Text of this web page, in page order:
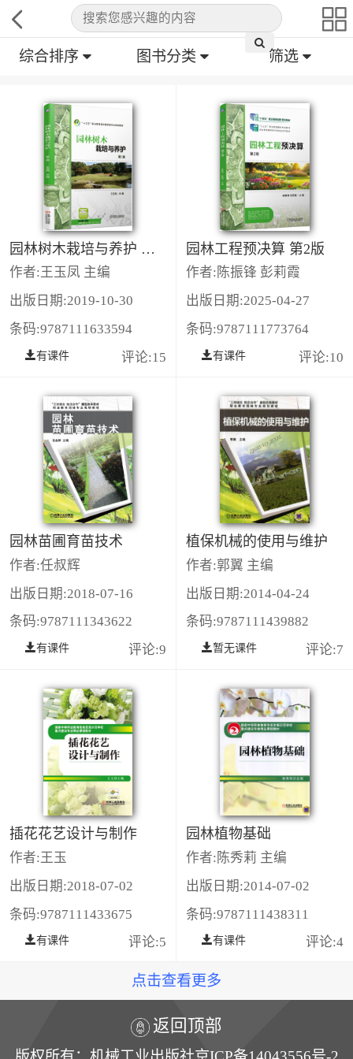
综合排序 图书分类 筛选
园林树木栽培与养护 第2版
作者:王玉凤 主编
出版日期:2019-10-30
条码:9787111633594
有课件 评论:15
园林工程预决算 第2版
作者:陈振锋 彭莉霞
出版日期:2025-04-27
条码:9787111773764
有课件 评论:10
园林苗圃育苗技术
作者:任叔辉
出版日期:2018-07-16
条码:9787111343622
有课件 评论:9
植保机械的使用与维护
作者:郭翼 主编
出版日期:2014-04-24
条码:9787111439882
暂无课件 评论:7
插花花艺设计与制作
作者:王玉
出版日期:2018-07-02
条码:9787111433675
有课件 评论:5
园林植物基础
作者:陈秀莉 主编
出版日期:2014-07-02
条码:9787111438311
有课件 评论:4
点击查看更多
返回顶部